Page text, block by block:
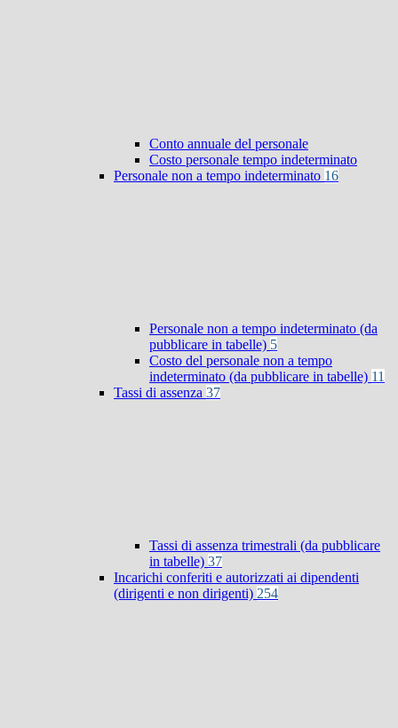
Conto annuale del personale
Costo personale tempo indeterminato
Personale non a tempo indeterminato 16
Personale non a tempo indeterminato (da
pubblicare in tabelle) 5
Costo del personale non a tempo
indeterminato (da pubblicare in tabelle) 11
Tassi di assenza 37
Tassi di assenza trimestrali (da pubblicare
in tabelle) 37
Incarichi conferiti e autorizzati ai dipendenti
(dirigenti e non dirigenti) 254